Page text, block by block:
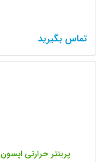
تماس بگیرید
پرینتر حرارتی اپسون EPSON TM-T20III Thermal Printer